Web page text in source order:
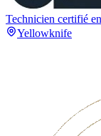
Technicien certifié
Yellowknife